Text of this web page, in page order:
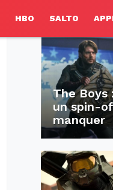
HBO SALTO
The Boys
un spin-
manquer